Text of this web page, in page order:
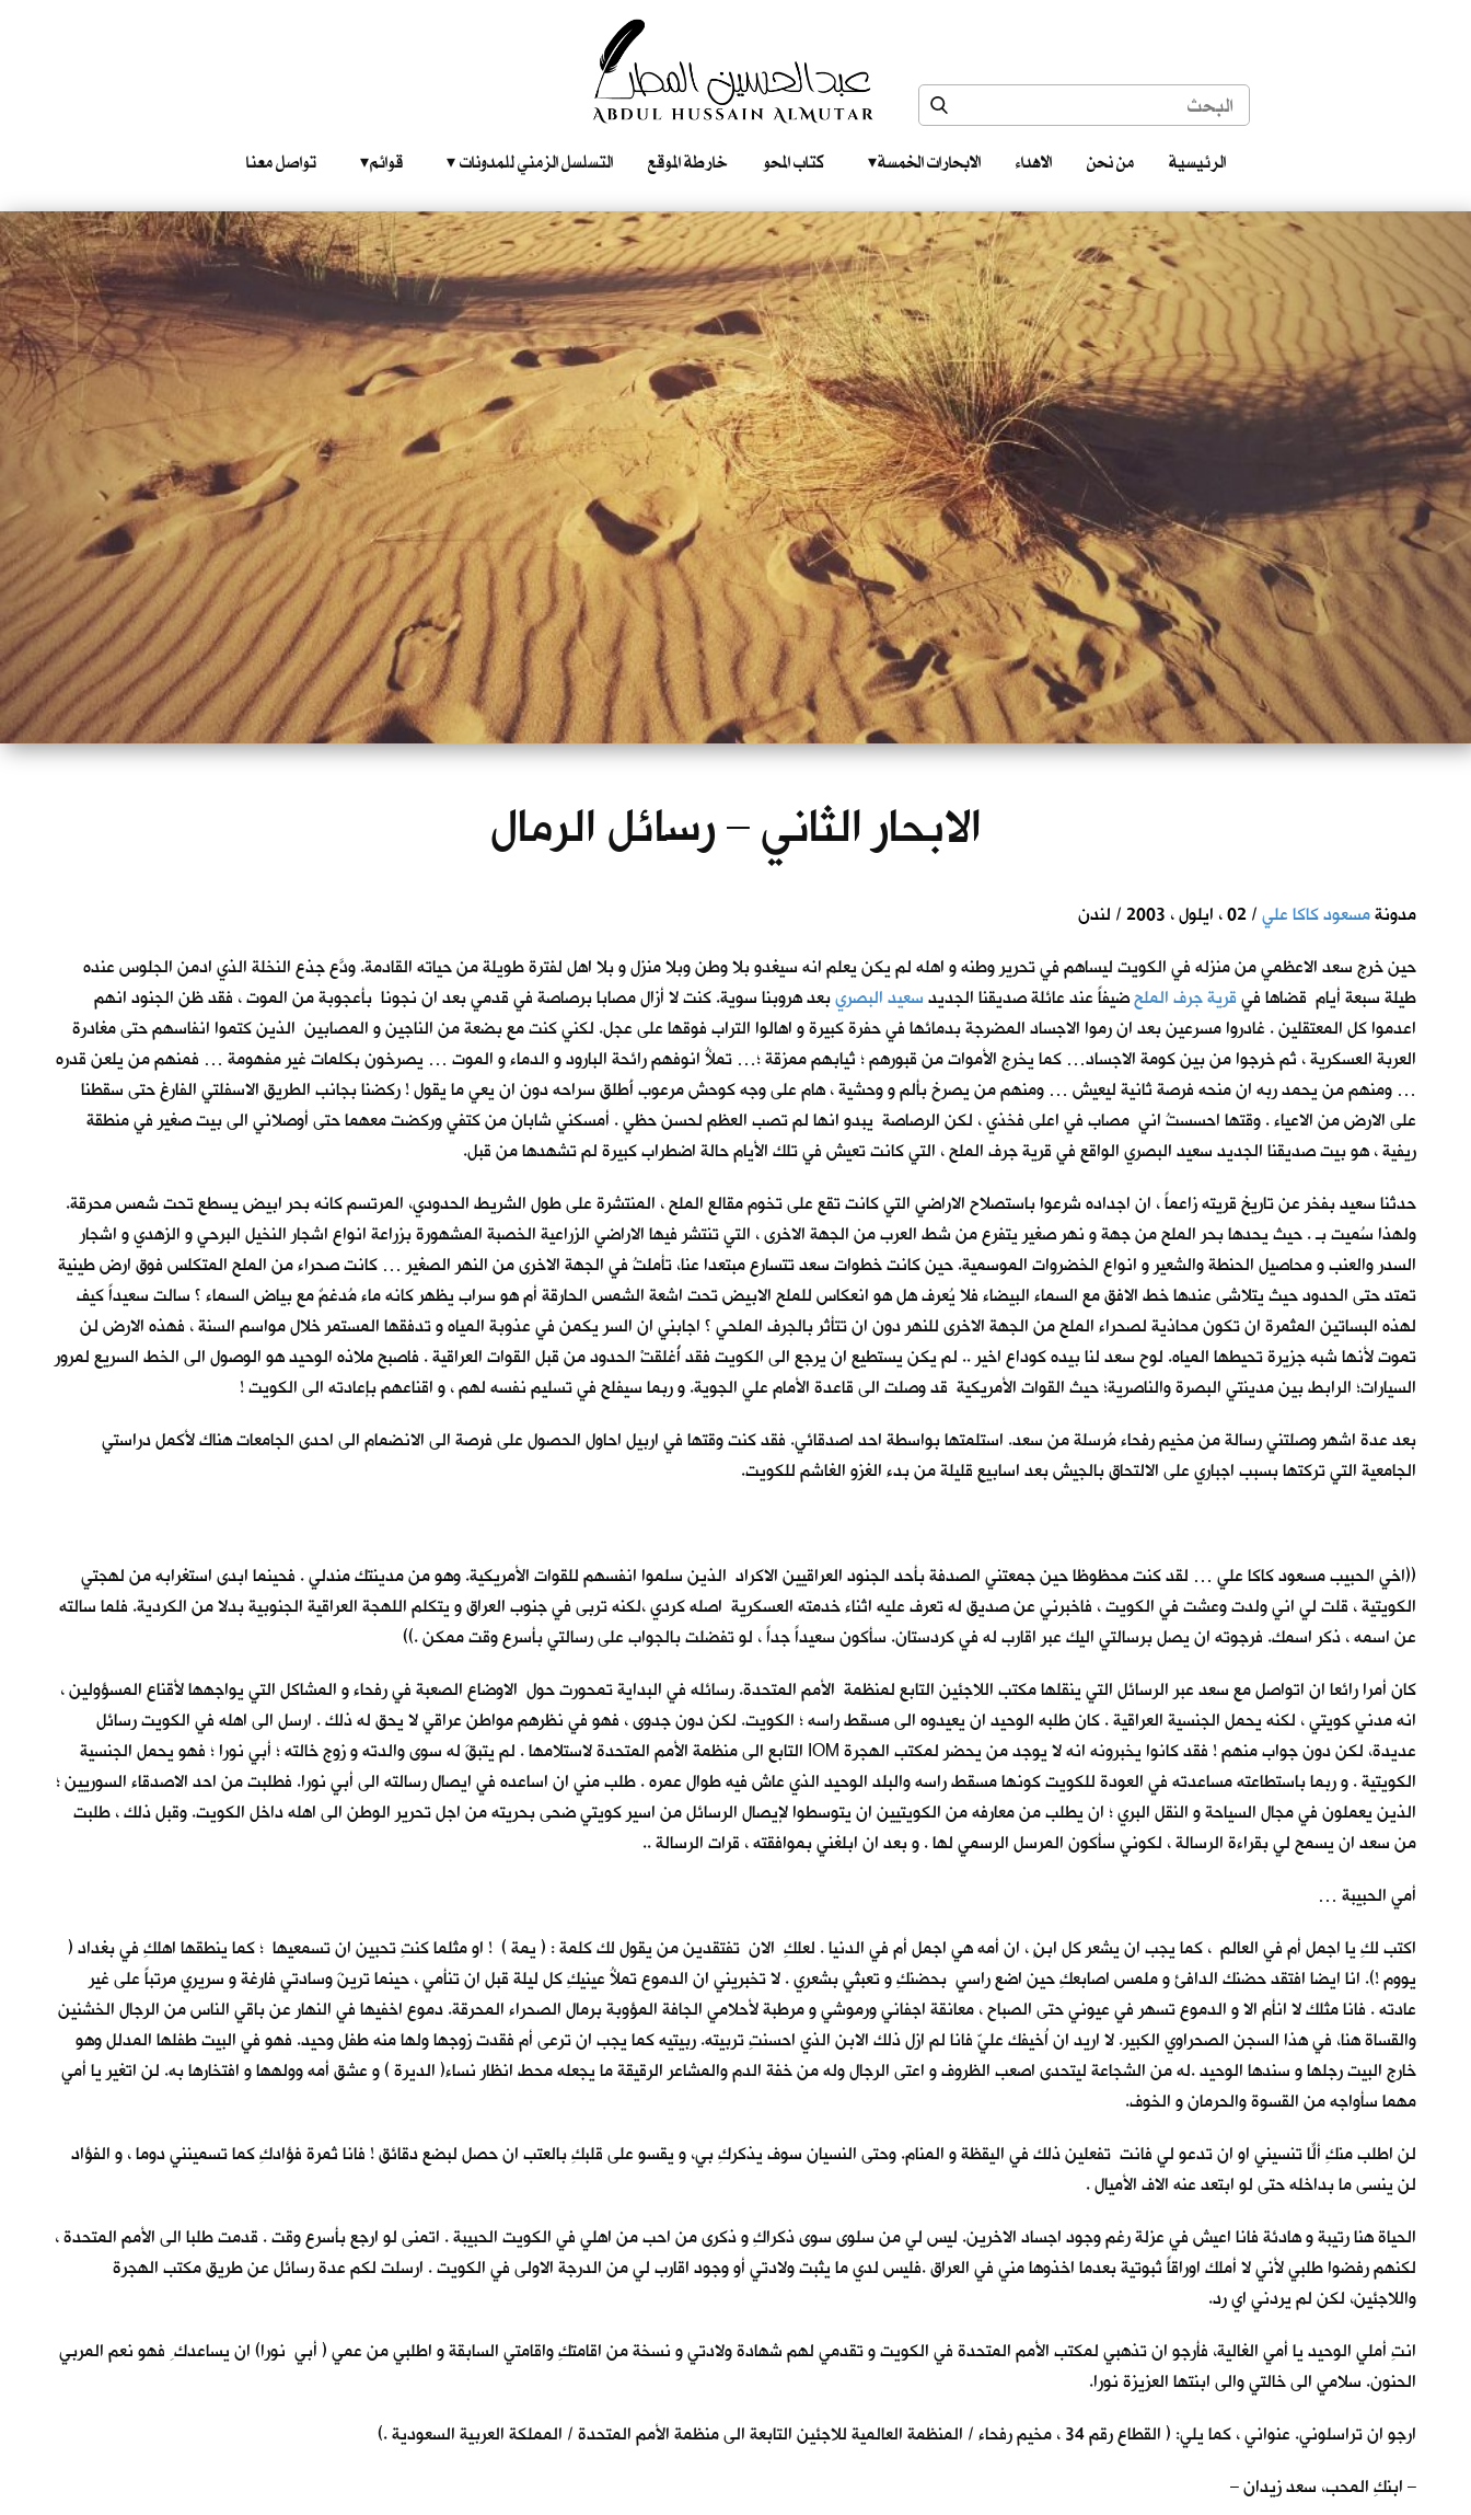
الرئيسية من نحن الاهداء الابحارات الخمسة ‎ ‎ ‎ كتاب المحو خارطة الموقع التسلسل الزمني للمدونات‎ ‎ ‎ ‎ ‎ قوائم‎ ‎ ‎ ‎ تواصل معنا
الابحار الثاني – رسائل الرمال
مدونةمسعود كاكا علي/ 02 ، ايلول ، 2003 / لندن
حين خرج سعد الاعظمي من منزله في الكويت ليساهم في تحرير وطنه و اهله لم يكن يعلم انه سيغدو بلا وطن وبلا منزل و بلا اهل لفترة طويلة من حياته القادمة. ودَّع جذع النخلة الذي ادمن الجلوس عنده
طيلة سبعة أيام قضاها فيقرية جرف الملحضيفاً عند عائلة صديقنا الجديدسعيد البصريبعد هروبنا سوية. كنت لا أزال مصابا برصاصة في قدمي بعد ان نجونا بأعجوبة من الموت ، فقد ظن الجنود انهم
اعدموا كل المعتقلين . غادروا مسرعين بعد ان رموا الاجساد المضرجة بدمائها في حفرة كبيرة و اهالوا التراب فوقها على عجل. لكني كنت مع بضعة من الناجين و المصابين الذين كتموا انفاسهم حتى مغادرة
العربة العسكرية ، ثم خرجوا من بين كومة الاجساد… كما يخرج الأموات من قبورهم ؛ ثيابهم ممزقة ؛… تملأُ انوفهم رائحة البارود و الدماء و الموت … يصرخون بكلمات غير مفهومة … فمنهم من يلعن قدره
… ومنهم من يحمد ربه ان منحه فرصة ثانية ليعيش … ومنهم من يصرخ بألم و وحشية ، هام على وجه كوحش مرعوب أَطلق سراحه دون ان يعي ما يقول ! ركضنا بجانب الطريق الاسفلتي الفارغ حتى سقطنا
على الارض من الاعياء . وقتها احسستُ اني مصاب في اعلى فخذي ، لكن الرصاصة يبدو انها لم تصب العظم لحسن حظي . أمسكني شابان من كتفي وركضت معهما حتى أوصلاني الى بيت صغير في منطقة
ريفية ، هو بيت صديقنا الجديد سعيد البصريالواقع في قرية جرف الملح، التي كانت تعيش في تلك الأيام حالة اضطراب كبيرة لم تشهدها من قبل.
حدثنا سعيد بفخر عن تاريخ قريته زاعماً ، ان اجداده شرعوا باستصلاح الاراضي التي كانت تقع على تخوم مقالع الملح ، المنتشرة على طول الشريط الحدودي، المرتسم كانه بحر ابيض يسطع تحت شمس محرقة.
ولهذا سُميت بـ. حيث يحدها بحر الملح من جهة و نهر صغير يتفرع من شط العرب من الجهة الاخرى ، التي تنتشر فيها الاراضي الزراعية الخصبة المشهورة بزراعة انواع اشجار النخيل البرحي و الزهدي و اشجار
السدر والعنب و محاصيل الحنطة والشعير و انواع الخضروات الموسمية. حين كانت خطوات سعد تتسارع مبتعدا عنا، تأملتُ في الجهة الاخرى من النهر الصغير … كانت صحراء من الملح المتكلس فوق ارض طينية
تمتد حتى الحدود حيث يتلاشى عندها خط الافق مع السماء البيضاء فلا يُعرف هل هو انعكاس للملح الابيض تحت اشعة الشمس الحارقة أم هو سراب يظهر كانه ماء مُدغمٌ مع بياض السماء ؟ سالت سعيداً كيف
لهذه البساتين المثمرة ان تكون محاذية لصحراء الملح من الجهة الاخرى للنهر دون ان تتأثر بالجرف الملحي ؟ اجابني ان السر يكمن في عذوبة المياه و تدفقها المستمر خلال مواسم السنة ، فهذه الارض لن
تموت لأنها شبه جزيرة تحيطها المياه. لوح سعد لنا بيده كوداع اخير .. لم يكن يستطيع ان يرجع الى الكويت فقد أُغلقتْ الحدود من قبل القوات العراقية . فاصبح ملاذه الوحيد هو الوصول الى الخط السريع لمرور
السيارات؛ الرابط بين مدينتي البصرة والناصرية؛ حيث القوات الأمريكية قد وصلت الى قاعدة الأمام علي الجوية. و ربما سيفلح في تسليم نفسه لهم ، و اقناعهم بإعادته الى الكويت !
بعد عدة اشهر وصلتني رسالة من مخيم رفحاء مُرسلة من سعد. استلمتها بواسطة احد اصدقائي. فقد كنت وقتها في اربيل احاول الحصول على فرصة الى الانضمام الى احدى الجامعات هناك لأكمل دراستي
الجامعية التي تركتها بسبب اجباري على الالتحاق بالجيش بعد اسابيع قليلة من بدء الغزو الغاشم للكويت.
((اخي الحبيب مسعود كاكا علي … لقد كنت محظوظا حين جمعتني الصدفة بأحد الجنود العراقيين الاكراد الذين سلموا انفسهم للقوات الأمريكية. وهو من مدينتك مندلي . فحينما ابدى استغرابه من لهجتي
الكويتية ، قلت لي اني ولدت وعشت في الكويت ، فاخبرني عن صديق له تعرف عليه اثناء خدمته العسكرية اصله كردي ،لكنه تربى في جنوب العراق و يتكلم اللهجة العراقية الجنوبية بدلا من الكردية. فلما سالته
عن اسمه ، ذكر اسمك. فرجوته ان يصل برسالتي اليك عبر اقارب له في كردستان. سأكون سعيداً جداً ، لو تفضلت بالجواب على رسالتي بأسرع وقت ممكن .))
كان أمرا رائعا ان اتواصل مع سعد عبر الرسائل التي ينقلها مكتب اللاجئين التابع لمنظمة الأمم المتحدة. رسائله في البداية تمحورت حول الاوضاع الصعبة في رفحاء و المشاكل التي يواجهها لأقناع المسؤولين ،
انه مدني كويتي ، لكنه يحمل الجنسية العراقية . كان طلبه الوحيد ان يعيدوه الى مسقط راسه ؛ الكويت. لكن دون جدوى ، فهو في نظرهم مواطن عراقي لا يحق له ذلك . ارسل الى اهله في الكويت رسائل
عديدة، لكن دون جواب منهم ! فقد كانوا يخبرونه انه لا يوجد من يحضر لمكتب الهجرة IOM التابع الى منظمة الأمم المتحدة لاستلامها . لم يتبقَ له سوى والدته و زوج خالته ؛ أبي نورا ؛ فهو يحمل الجنسية
الكويتية . و ربما باستطاعته مساعدته في العودة للكويت كونها مسقط راسه والبلد الوحيد الذي عاش فيه طوال عمره . طلب مني ان اساعده في ايصال رسالته الى أبي نورا. فطلبت من احد الاصدقاء السوريين ؛
الذين يعملون في مجال السياحة و النقل البري ؛ ان يطلب من معارفه من الكويتيين ان يتوسطوا لإيصال الرسائل من اسير كويتي ضحى بحريته من اجل تحرير الوطن الى اهله داخل الكويت. وقبل ذلك ، طلبت
من سعد ان يسمح لي بقراءة الرسالة ، لكوني سأكون المرسل الرسمي لها . و بعد ان ابلغني بموافقته ، قرات الرسالة ..
أمي الحبيبة …
اكتب لكِ يا اجمل أم في العالم ، كما يجب ان يشعر كل ابنٍ ، ان أمه هي اجمل أم في الدنيا . لعلكِ الان تفتقدين من يقول لك كلمة : ( يمة ) ! او مثلما كنتِ تحبين ان تسمعيها ؛ كما ينطقها اهلكِ في بغداد (
يووم !). انا ايضا افتقد حضنك الدافئ و ملمس اصابعكِ حين اضع راسي بحضنكِ و تعبثي بشعري . لا تخبريني ان الدموع تملأُ عينيكِ كل ليلة قبل ان تنأمي ، حينما ترينَ وسادتي فارغة و سريري مرتباً على غير
عادته . فانا مثلك لا انأم الا و الدموع تسهر في عيوني حتى الصباح ، معانقة اجفاني ورموشي و مرطبة لأحلامي الجافة المؤوبة برمال الصحراء المحرقة. دموع اخفيها في النهار عن باقي الناس من الرجال الخشنين
والقساة هنا، في هذا السجن الصحراوي الكبير. لا اريد ان اُخيفك عليّ فانا لم ازل ذلك الابن الذي احسنتِ تربيته. ربيتيه كما يجب ان ترعى أم فقدت زوجها ولها منه طفل وحيد. فهو في البيت طفلها المدلل وهو
خارج البيت رجلها و سندها الوحيد .له من الشجاعة ليتحدى اصعب الظروف و اعتى الرجال وله من خفة الدم والمشاعر الرقيقة ما يجعله محط انظار نساء( الديرة ) و عشق أمه وولهها و افتخارها به. لن اتغير يا أمي
مهما سأواجه من القسوة والحرمان و الخوف.
لن اطلب منكِ ألّا تنسيني او ان تدعو لي فانتِ تفعلين ذلك في اليقظة و المنام. وحتى النسيان سوف يذكركِ بي، و يقسو على قلبكِ بالعتب ان حصل لبضع دقائق ! فانا ثمرة فؤادكِ كما تسمينني دوما ، و الفؤاد
لن ينسى ما بداخله حتى لو ابتعد عنه الاف الأميال .
الحياة هنا رتيبة و هادئة فانا اعيش في عزلة رغم وجود اجساد الاخرين. ليس لي من سلوى سوى ذكراكِ و ذكرى من احب من اهلي في الكويت الحبيبة . اتمنى لو ارجع بأسرع وقت . قدمت طلبا الى الأمم المتحدة ،
لكنهم رفضوا طلبي لأني لا أملك اوراقاً ثبوتية بعدما اخذوها مني في العراق .فليس لدي ما يثبت ولادتي أو وجود اقارب لي من الدرجة الاولى في الكويت . ارسلت لكم عدة رسائل عن طريق مكتب الهجرة
واللاجئين، لكن لم يردني اي رد.
انتِ أملي الوحيد يا أمي الغالية، فأرجو ان تذهبي لمكتب الأمم المتحدة في الكويت و تقدمي لهم شهادة ولادتي و نسخة من اقامتكِ واقامتي السابقة و اطلبي من عمي ( أبي نورا) ان يساعدك ِ فهو نعم المربي
الحنون. سلامي الى خالتي والى ابنتها العزيزة نورا.
ارجو ان تراسلوني. عنواني ، كما يلي: ( القطاع رقم 34 ، مخيم رفحاء / المنظمة العالمية للاجئين التابعة الى منظمة الأمم المتحدة / المملكة العربية السعودية .)
– ابنكِ المحب، سعد زيدان –